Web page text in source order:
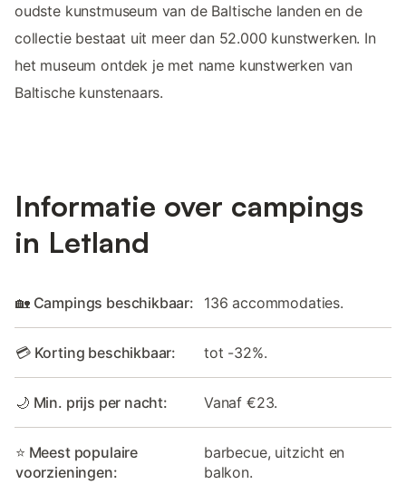
oudste kunstmuseum van de Baltische landen en de
collectie bestaat uit meer dan 52.000 kunstwerken. In
het museum ontdek je met name kunstwerken van
Baltische kunstenaars.
Informatie over campings
in Letland
🏡 Campings beschikbaar: 136 accommodaties.
💳 Korting beschikbaar: tot -32%.
🌙 Min. prijs per nacht: Vanaf €23.
⭐ Meest populaire
voorzieningen:
barbecue, uitzicht en
balkon.